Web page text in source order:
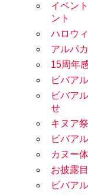
イベン
ント
ハロウ
アルパ
15周年
ビバア
ビバア
せ
キヌア
ビバア
カヌー
お披露
ビバア